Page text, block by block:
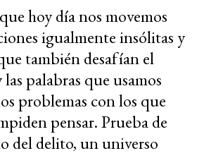
hoy día nos movemos
igualmente insólitas y
también desafían el
palabras que usamos
problemas con los que
pensar. Prueba de
del delito, un universo